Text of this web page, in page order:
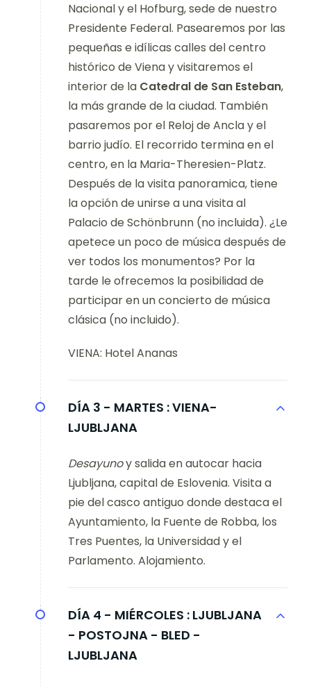
Nacional y el Hofburg, sede de nuestro
Presidente Federal. Pasearemos por las
pequeñas e idílicas calles del centro
histórico de Viena y visitaremos el
interior de la Catedral de San Esteban,
la más grande de la ciudad. También
pasaremos por el Reloj de Ancla y el
barrio judío. El recorrido termina en el
centro, en la Maria-Theresien-Platz.
Después de la visita panoramica, tiene
la opción de unirse a una visita al
Palacio de Schönbrunn (no incluida). ¿Le
apetece un poco de música después de
ver todos los monumentos? Por la
tarde le ofrecemos la posibilidad de
participar en un concierto de música
clásica (no incluido).
VIENA: Hotel Ananas
DÍA 3 - MARTES :VIENA-
LJUBLJANA
Desayunoy salida en autocar hacia
Ljubljana, capital de Eslovenia. Visita a
pie del casco antiguo donde destaca el
Ayuntamiento, la Fuente de Robba, los
Tres Puentes, la Universidad y el
Parlamento. Alojamiento.
DÍA 4 - MIÉRCOLES : LJUBLJANA
- POSTOJNA - BLED -
LJUBLJANA